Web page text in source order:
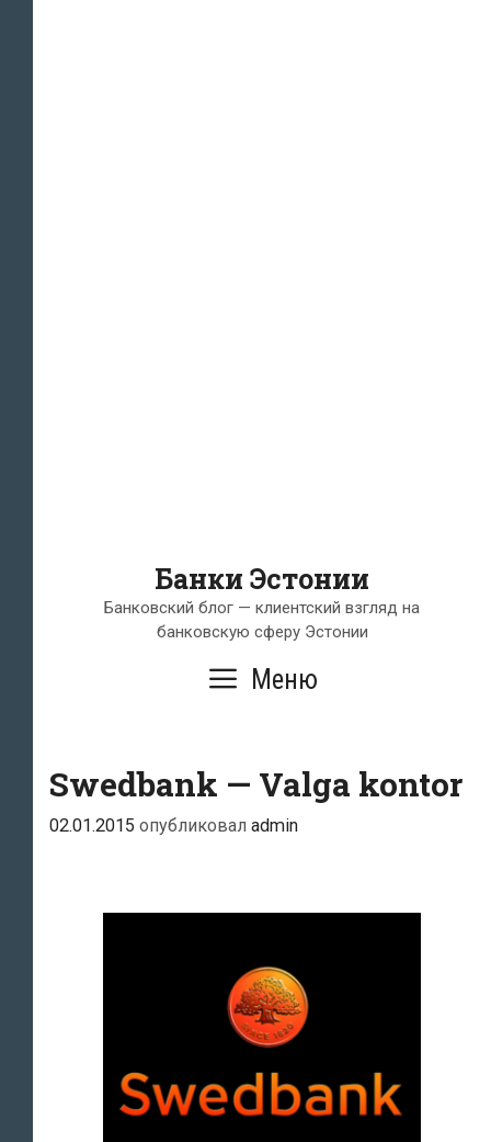
Банки Эстонии
Банковский блог — клиентский взгляд на
банковскую сферу Эстонии
Меню
Swedbank — Valga kontor
02.01.2015 опубликовал admin